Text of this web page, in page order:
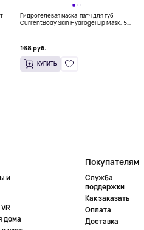
Гидрогелевая маска-патч для губ
CurrentBody Skin Hydrogel Lip Mask, 5
168 руб.
КУПИТЬ
и
дома
Покупателям
Служба
поддержки
Как заказать
Оплата
Доставка